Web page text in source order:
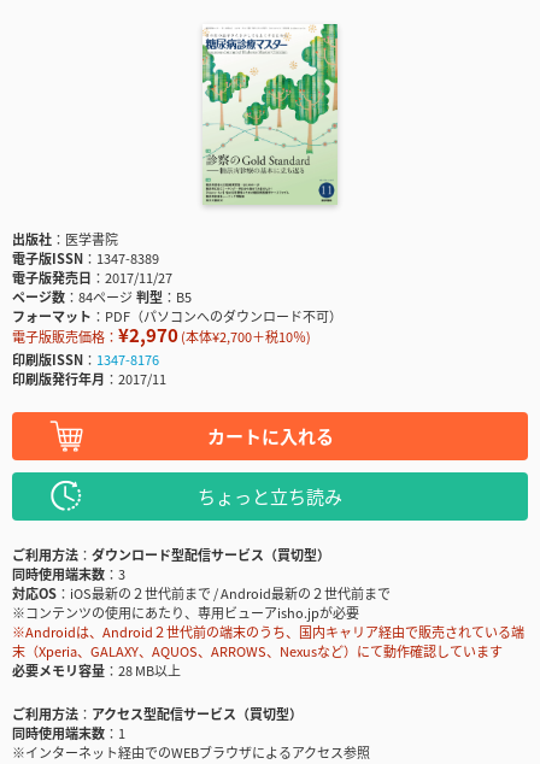
出版社
医学書院
電子版ISSN
1347-8389
電子版発売日
2017/11/27
ページ数
84ページ判型
B5
フォーマット
PDF（パソコンへのダウンロード不可）
電子版販売価格： ¥2,970(本体¥2,700＋税10％)
印刷版ISSN
1347-8176
印刷版発行年月
2017/11
カートに入れる
ちょっと立ち読み
ご利用方法
ダウンロード型配信サービス（買切型）
同時使用端末数
3
対応OS
iOS最新の２世代前まで / Android最新の２世代前まで
※コンテンツの使用にあたり、専用ビューアisho.jpが必要
※Androidは、Android２世代前の端末のうち、国内キャリア経由で販売されている端
末（Xperia、GALAXY、AQUOS、ARROWS、Nexusなど）にて動作確認しています
必要メモリ容量
28 MB以上
ご利用方法
アクセス型配信サービス（買切型）
同時使用端末数
1
※インターネット経由でのWEBブラウザによるアクセス参照